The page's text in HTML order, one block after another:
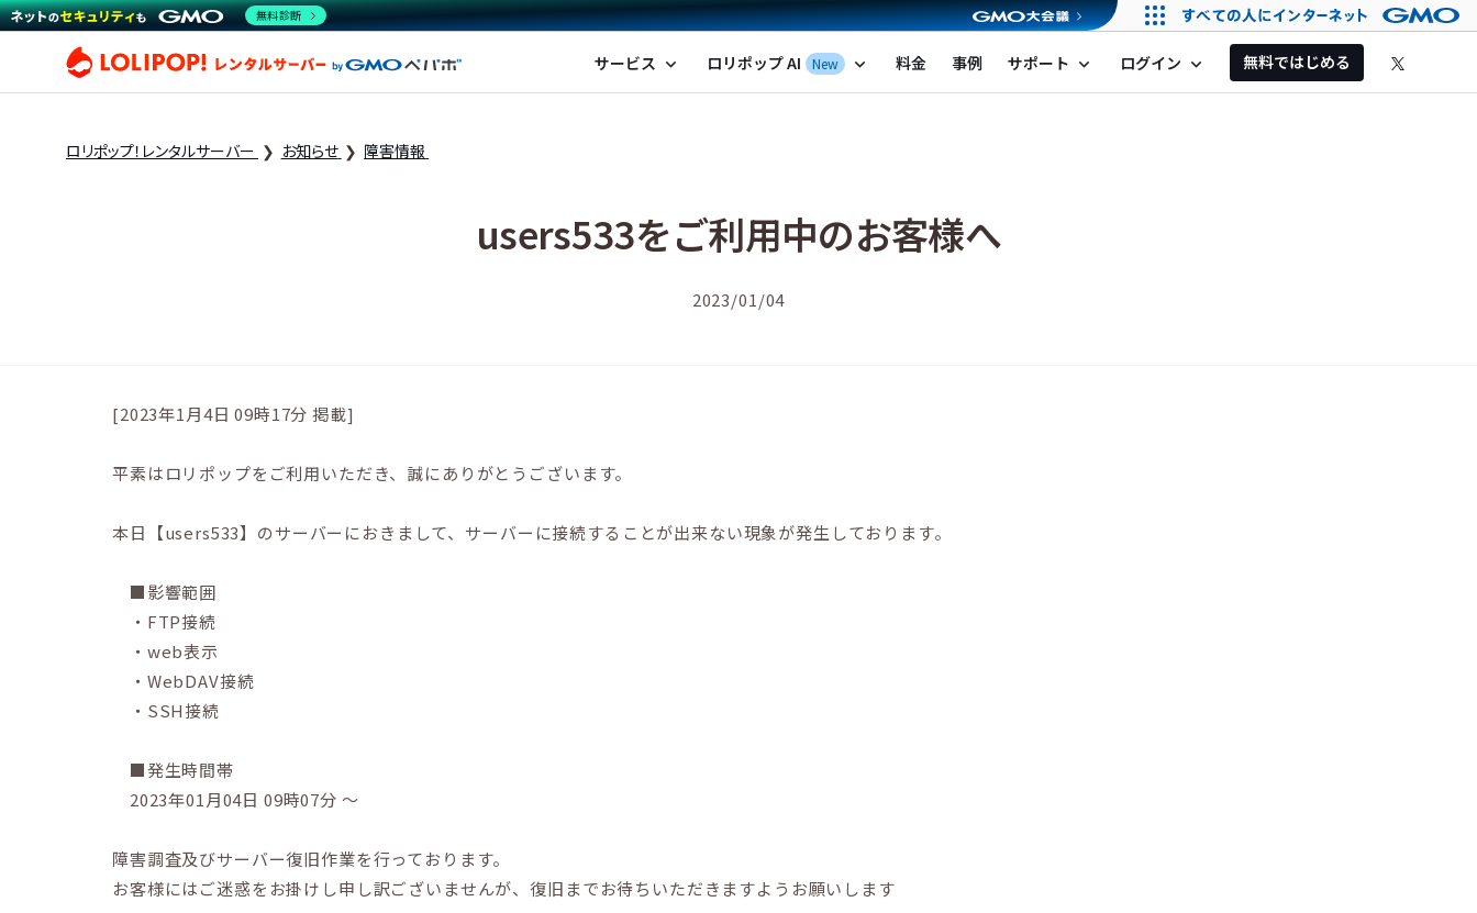
ロリポップ！レンタルサーバー by GMOペパボ
サービス expand_more ロリポップ AI New expand_more 料金 事例 サポート expand_more ログイン expand_more 無料ではじめる
ロリポップ！レンタルサーバー お知らせ 障害情報
users533をご利用中のお客様へ
2023/01/04
[2023年1月4日 09時17分 掲載]
平素はロリポップをご利用いただき、誠にありがとうございます。
本日【users533】のサーバーにおきまして、サーバーに接続することが出来ない現象が発生しております。
■影響範囲
・FTP接続
・web表示
・WebDAV接続
・SSH接続
■発生時間帯
2023年01月04日 09時07分 ～
障害調査及びサーバー復旧作業を行っております。
お客様にはご迷惑をお掛けし申し訳ございませんが、復旧までお待ちいただきますようお願いします
無料診断